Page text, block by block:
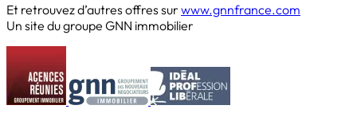
Et retrouvez d’autres offres sur www.gnnfrance.com
Un site du groupe GNN immobilier